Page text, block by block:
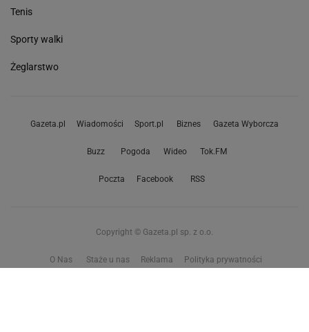
Tenis
Sporty walki
Żeglarstwo
Gazeta.pl Wiadomości Sport.pl Biznes Gazeta Wyborcza
Buzz Pogoda Wideo Tok.FM
Poczta Facebook RSS
Copyright © Gazeta.pl sp. z o.o.
O Nas Staże u nas Reklama Polityka prywatności